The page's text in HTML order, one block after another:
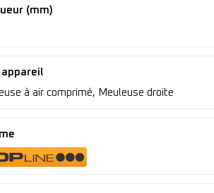
(mm)
appareil
à air comprimé, Meuleuse droite